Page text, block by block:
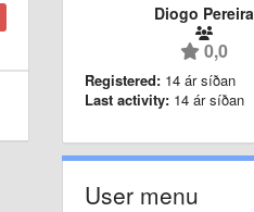
Diogo Pereira
0,0
Registered: 14 ár síðan
Last activity: 14 ár síðan
User menu